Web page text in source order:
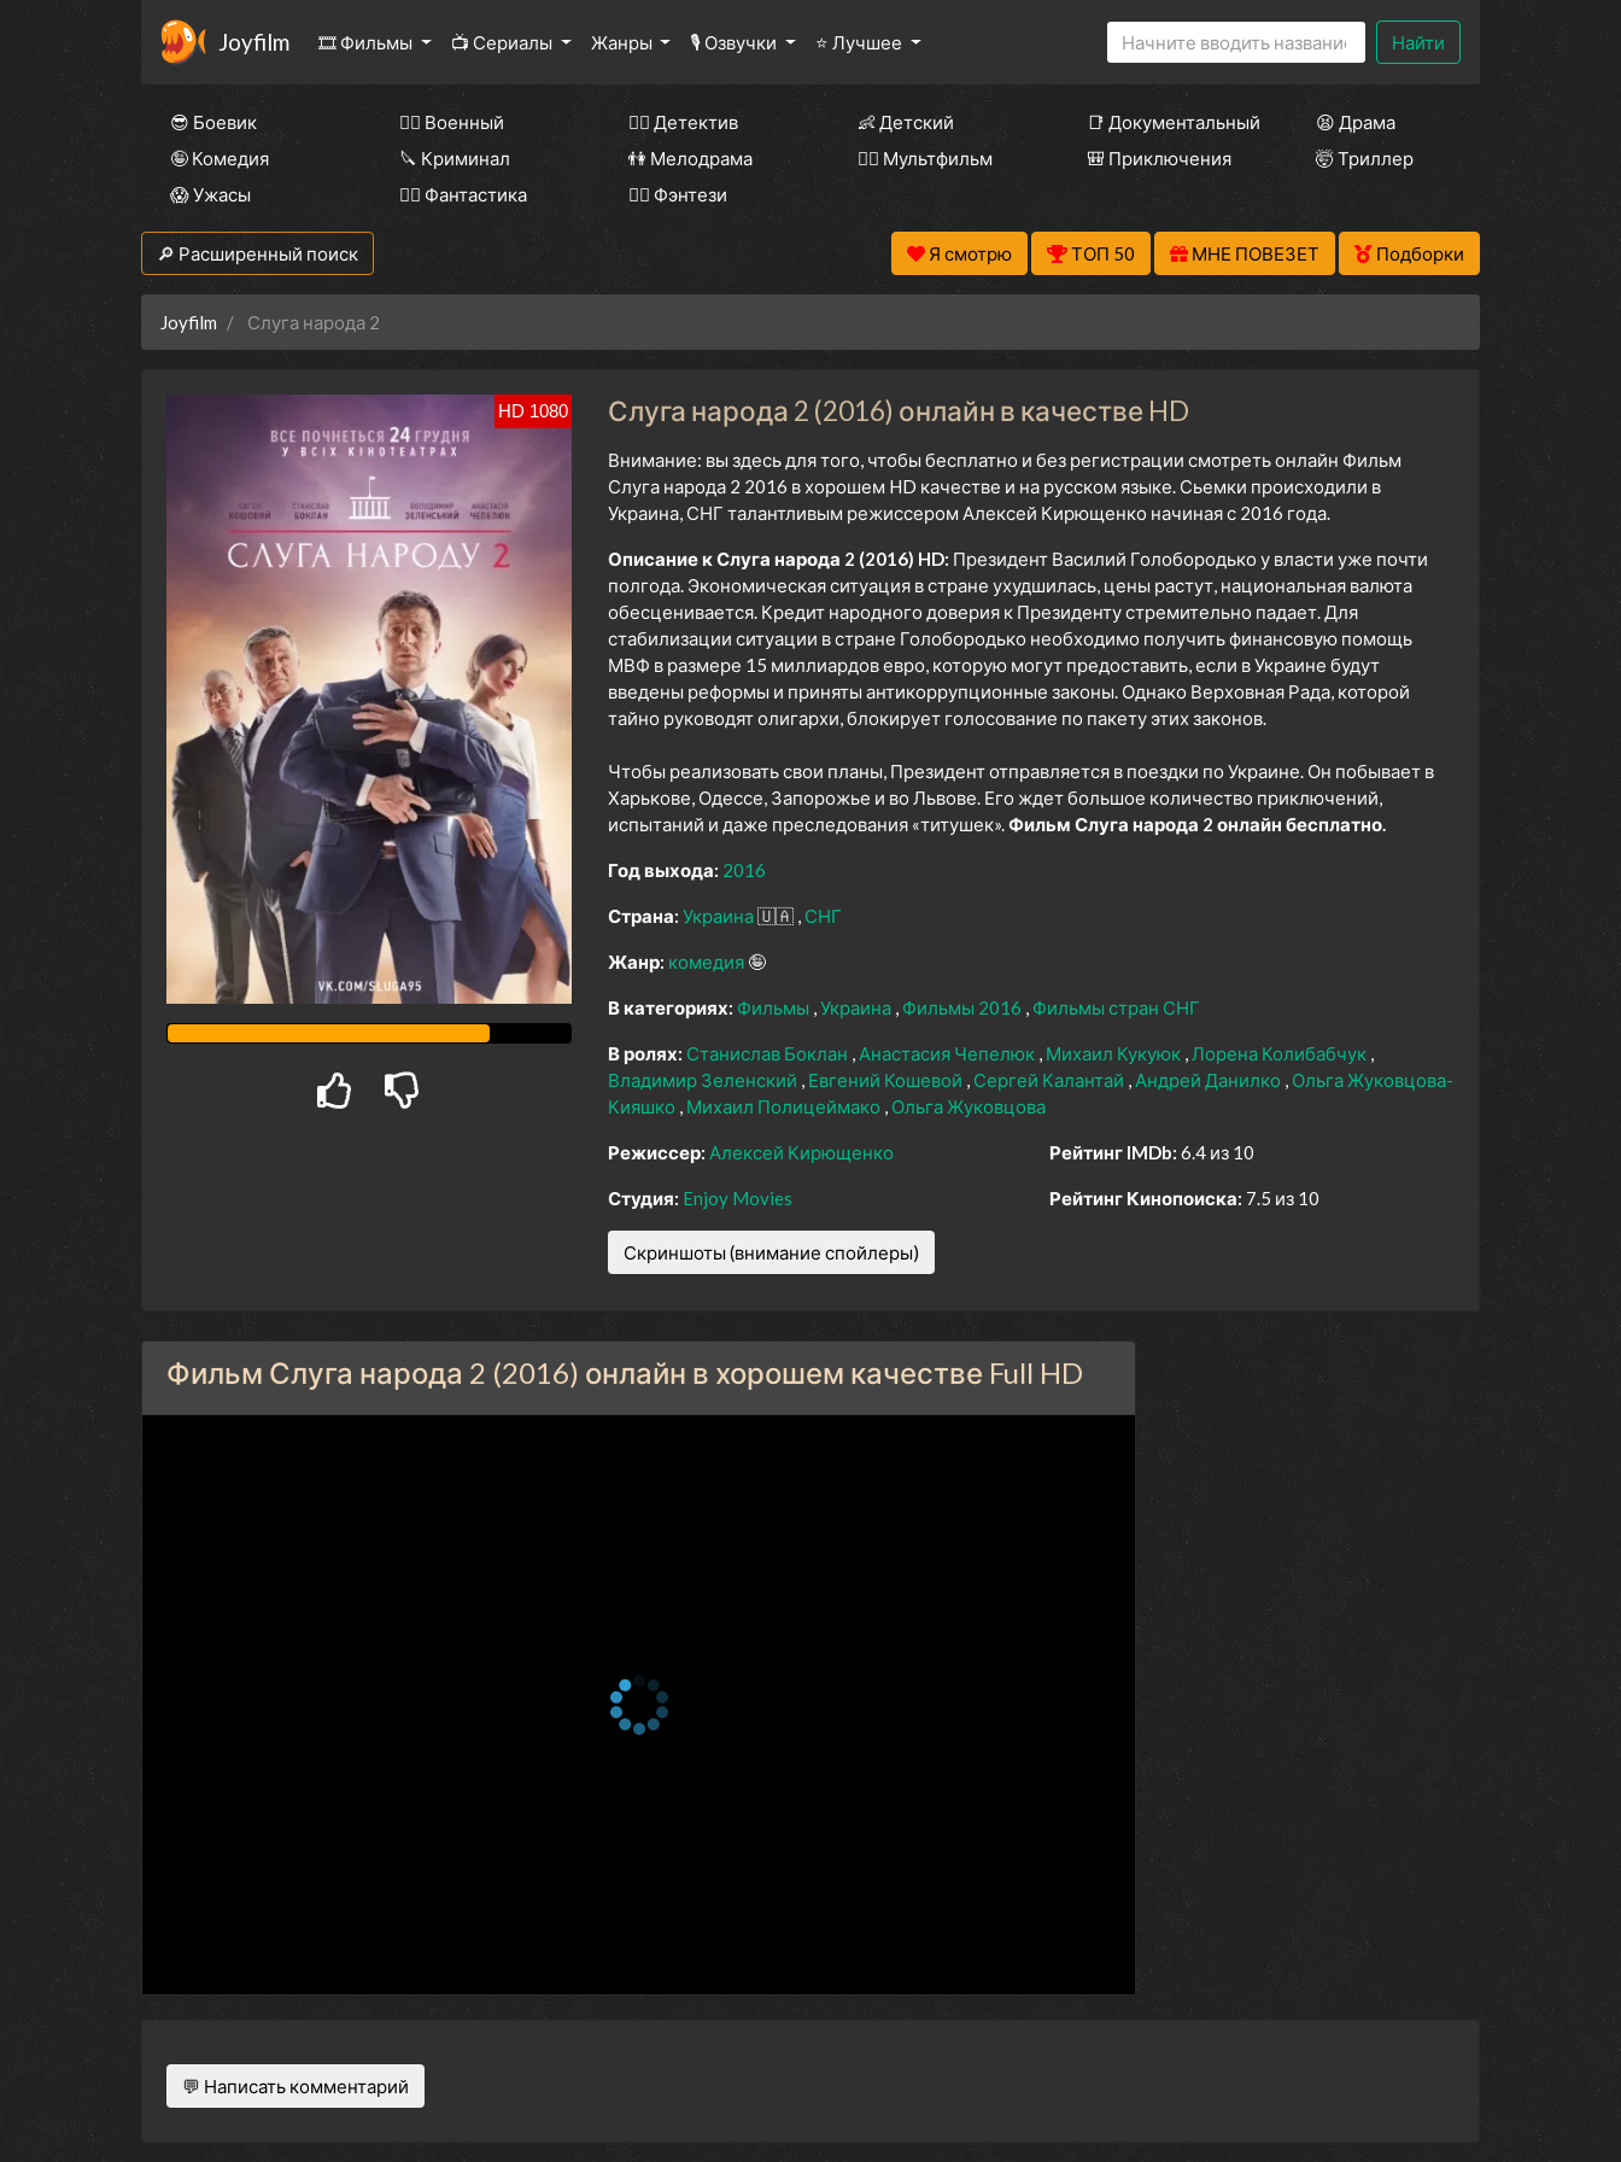
Joyfilm 🎞 Фильмы 📺 Сериалы Жанры 🎙 Озвучки ⭐ Лучшее Найти
😎 Боевик 👨‍✈️ Военный 🕵️‍♂️ Детектив 👶 Детский 📑 Документальный
😫 Драма
🤪 Комедия
🔪 Криминал 👫 Мелодрама 🧚‍♀️ Мультфильм 🎒 Приключения
🤯 Триллер
😱 Ужасы
🧙‍♀️ Фантастика 🧝‍♂️ Фэнтези
🔎 Расширенный поиск Я смотрю ТОП 50 МНЕ ПОВЕЗЕТ Подборки
Joyfilm Слуга народа 2
HD 1080 Слуга народа 2 (2016) онлайн в качестве HD
Внимание: вы здесь для того, чтобы бесплатно и без регистрации смотреть онлайн Фильм
Слуга народа 2 2016 в хорошем HD качестве и на русском языке. Сьемки происходили в
Украина, СНГ талантливым режиссером Алексей Кирющенко начиная с 2016 года.
Описание к Слуга народа 2 (2016) HD: Президент Василий Голобородько у власти уже почти
полгода. Экономическая ситуация в стране ухудшилась, цены растут, национальная валюта
обесценивается. Кредит народного доверия к Президенту стремительно падает. Для
стабилизации ситуации в стране Голобородько необходимо получить финансовую помощь
МВФ в размере 15 миллиардов евро, которую могут предоставить, если в Украине будут
введены реформы и приняты антикоррупционные законы. Однако Верховная Рада, которой
тайно руководят олигархи, блокирует голосование по пакету этих законов.
Чтобы реализовать свои планы, Президент отправляется в поездки по Украине. Он побывает в
Харькове, Одессе, Запорожье и во Львове. Его ждет большое количество приключений,
испытаний и даже преследования «титушек».Фильм Слуга народа 2 онлайн бесплатно.
Год выхода: 2016
Страна: Украина🇺🇦 СНГ
Жанр: комедия 🤪
В категориях: Фильмы Украина Фильмы 2016 Фильмы стран СНГ
В ролях: Станислав Боклан Анастасия Чепелюк Михаил Кукуюк Лорена Колибабчук
Владимир Зеленский
Евгений Кошевой Сергей Калантай Андрей Данилко
Ольга Жуковцова-
Кияшко
Михаил Полицеймако Ольга Жуковцова
Режиссер: Алексей Кирющенко
Студия: Enjoy Movies
Рейтинг IMDb: 6.4 из 10
Рейтинг Кинопоиска: 7.5 из 10
Скриншоты (внимание спойлеры)
Фильм Слуга народа 2 (2016) онлайн в хорошем качестве Full HD
💬 Написать комментарий